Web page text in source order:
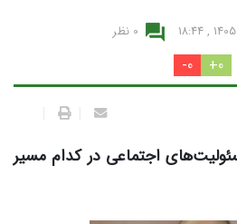
0 نظر
0+
0-
اجتماعی در کدام مسیر